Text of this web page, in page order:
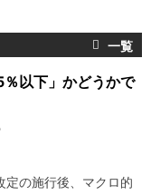
以下」かどうかで
の施行後、マクロ的